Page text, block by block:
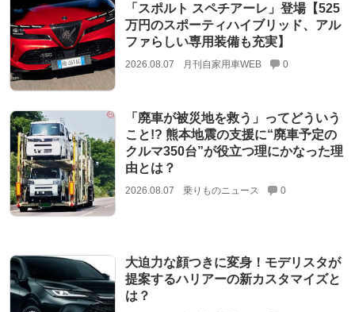
「スポルト スペチアーレ」登場【525
万円のスポーティハイブリッド、アル
ファらしい専用装備も充実】
2026.08.07 月刊自家用車WEB 0
「廃車が被災地を救う」ってどういう
こと!? 熊本地震の支援に“廃車予定の
クルマ350台”が役立つ理にかなった理
由とは？
2026.08.07 乗りものニュース 0
大迫力な顔つきに変身！モデリスタが
提案するハリアーの新カスタマイズと
は？